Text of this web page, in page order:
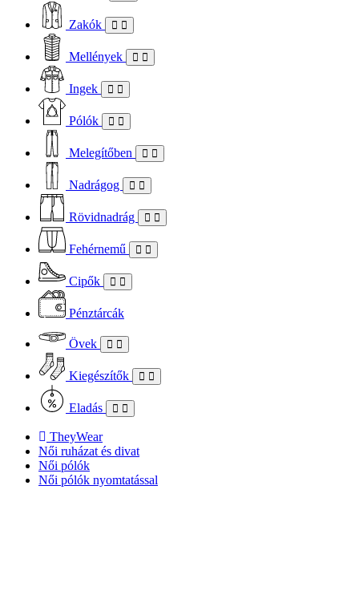
Zakók
Mellények
Ingek
Pólók
Melegítőben
Nadrágog
Rövidnadrág
Fehérnemű
Cipők
Pénztárcák
Övek
Kiegészítők
Eladás
TheyWear
Női ruházat és divat
Női pólók
Női pólók nyomtatással